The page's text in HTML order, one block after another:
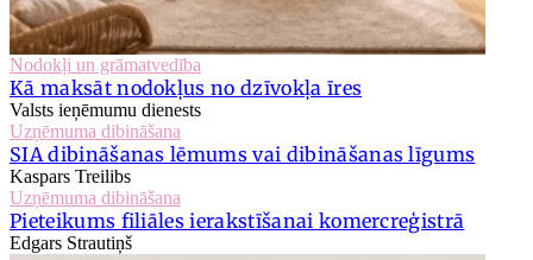
Nodokļi un grāmatvedība
Kā maksāt nodokļus no dzīvokļa īres
Valsts ieņēmumu dienests
Uzņēmuma dibināšana
SIA dibināšanas lēmums vai dibināšanas līgums
Kaspars Treilibs
Uzņēmuma dibināšana
Pieteikums filiāles ierakstīšanai komercreģistrā
Edgars Strautiņš